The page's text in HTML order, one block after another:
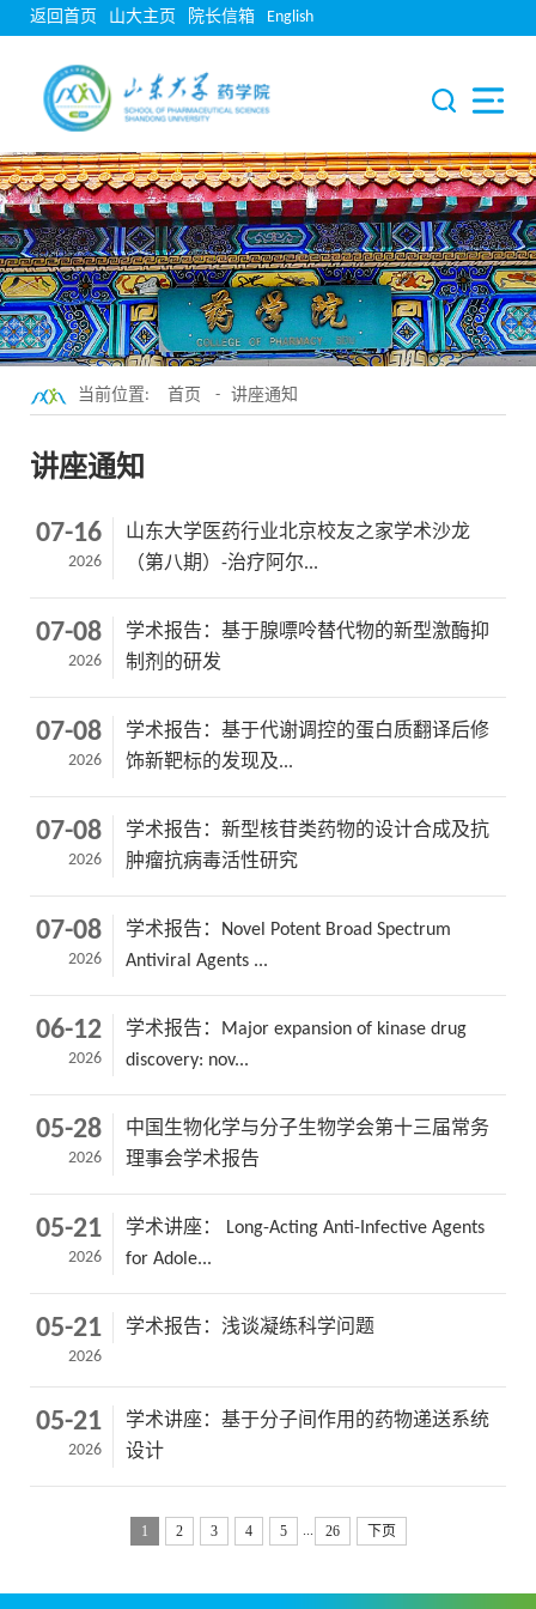
返回首页 山大主页 院长信箱 English
当前位置: 首页 - 讲座通知
讲座通知
07-16
2026
山东大学医药行业北京校友之家学术沙龙
（第八期）-治疗阿尔...
07-08
2026
学术报告：基于腺嘌呤替代物的新型激酶抑
制剂的研发
07-08
2026
学术报告：基于代谢调控的蛋白质翻译后修
饰新靶标的发现及...
07-08
2026
学术报告：新型核苷类药物的设计合成及抗
肿瘤抗病毒活性研究
07-08
2026
学术报告：Novel Potent Broad Spectrum
Antiviral Agents ...
06-12
2026
学术报告：Major expansion of kinase drug
discovery: nov...
05-28
2026
中国生物化学与分子生物学会第十三届常务
理事会学术报告
05-21
2026
学术讲座： Long-Acting Anti-Infective Agents
for Adole...
05-21
2026
学术报告：浅谈凝练科学问题
05-21
2026
学术讲座：基于分子间作用的药物递送系统
设计
1 2 3 4 5 ... 26 下页